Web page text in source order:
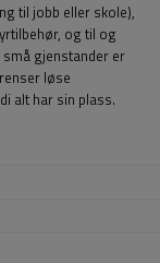
til jobb eller skole),
og til og
gjenstander er
løse
alt har sin plass.